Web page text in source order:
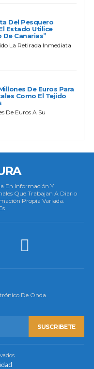
Del Pesquero
Estado Utilice
Canarias”
La Retirada Inmediata
De Euros Para
Como El Tejido
De Euros A Su
En Información Y
Que Trabajan A Diario
Propia Variada.
De Onda
SUSCRIBETE